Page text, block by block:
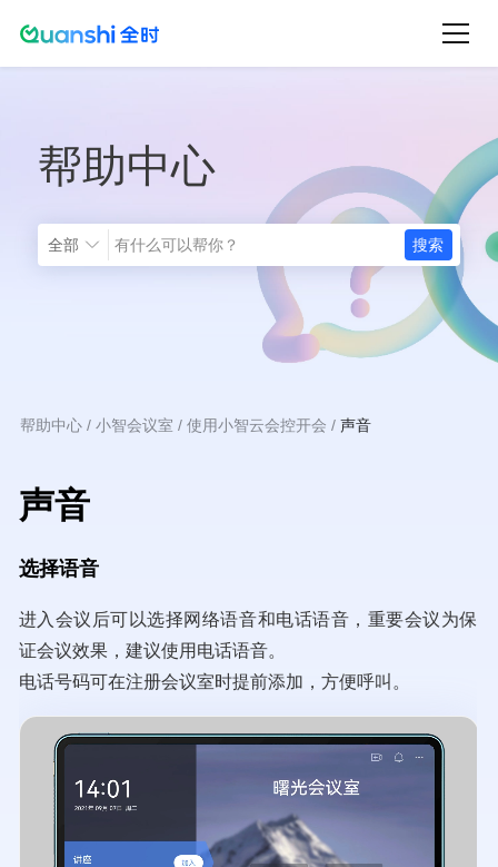
帮助中心
全部
面
帮助中心 小智会议室 使用小智云会控开会 声音
声音
选择语音
进入会议后可以选择网络语音和电话语音，重要会议为保
证会议效果，建议使用电话语音。
电话号码可在注册会议室时提前添加，方便呼叫。
Video